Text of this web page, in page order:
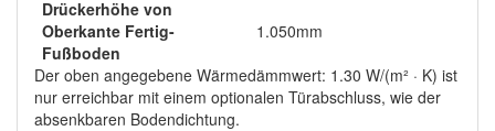
Drückerhöhe von
Oberkante Fertig-
Fußboden
1.050mm
Der oben angegebene Wärmedämmwert: 1.30 W/(m² · K) ist
nur erreichbar mit einem optionalen Türabschluss, wie der
absenkbaren Bodendichtung.